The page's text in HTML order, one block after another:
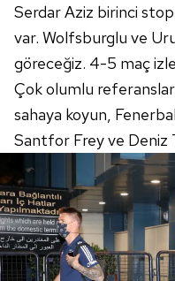
Serdar Aziz birinci
var. Wolfsburglu ve
göreceğiz. 4-5 maç
Çok olumlu referanslar
sahaya koyun,
Santfor Frey ve Deniz